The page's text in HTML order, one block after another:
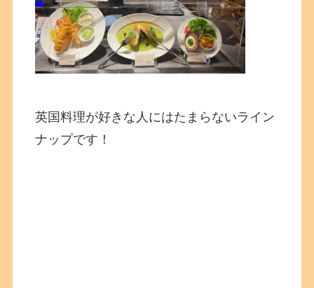
英国料理が好きな人にはたまらないライン
ナップです！